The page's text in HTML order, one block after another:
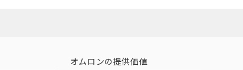
オムロンの提供価値